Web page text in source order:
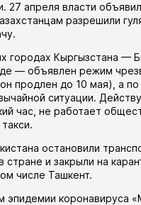
27 апреля власти
разрешили
городах Кыргызстана —
— объявлен режим
продлен до 10 мая), а
ситуации.
час, не работает
остановили
и закрыли на
числе Ташкент.
эпидемии коронавируса